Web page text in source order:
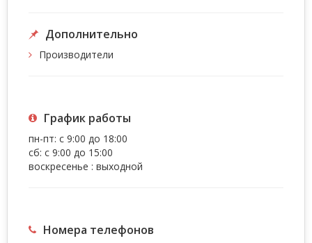
Дополнительно
Производители
График работы
пн-пт: с 9:00 до 18:00
сб: с 9:00 до 15:00
воскресенье : выходной
Номера телефонов